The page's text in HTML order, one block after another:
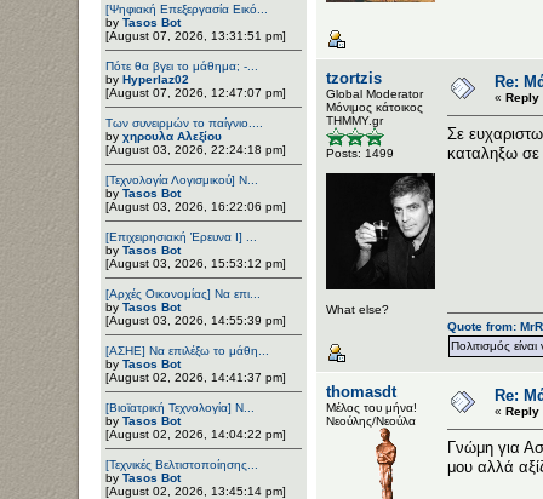
[Ψηφιακή Επεξεργασία Εικό...
by Tasos Bot
[August 07, 2026, 13:31:51 pm]
Πότε θα βγει το μάθημα; -...
by Hyperlaz02
[August 07, 2026, 12:47:07 pm]
Των συνειρμών το παίγνιο....
by χηρουλα Αλεξίου
[August 03, 2026, 22:24:18 pm]
[Τεχνολογία Λογισμικού] Ν...
by Tasos Bot
[August 03, 2026, 16:22:06 pm]
[Επιχειρησιακή Έρευνα Ι] ...
by Tasos Bot
[August 03, 2026, 15:53:12 pm]
[Αρχές Οικονομίας] Να επι...
by Tasos Bot
[August 03, 2026, 14:55:39 pm]
[ΑΣΗΕ] Να επιλέξω το μάθη...
by Tasos Bot
[August 02, 2026, 14:41:37 pm]
[Βιοϊατρική Τεχνολογία] Ν...
by Tasos Bot
[August 02, 2026, 14:04:22 pm]
[Τεχνικές Βελτιστοποίησης...
by Tasos Bot
[August 02, 2026, 13:45:14 pm]
tzortzis
Global Moderator
Μόνιμος κάτοικος
ΤΗΜΜΥ.gr
Posts: 1499
What else?
Re:
« Reply
Σε
καταληξω σε
Quote from:
Πολιτισμός
thomasdt
Μέλος του μήνα!
Νεούλης/Νεούλα
Re:
« Reply
Γνώμη για
μου αλλά